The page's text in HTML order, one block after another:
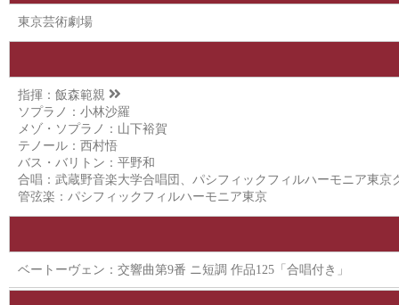
東京芸術劇場
指揮： 飯森範親
ソプラノ：小林沙羅
メゾ・ソプラノ：山下裕賀
テノール：西村悟
バス・バリトン：平野和
合唱：武蔵野音楽大学合唱団、パシフィックフィルハーモニア東京
管弦楽：パシフィックフィルハーモニア東京
ベートーヴェン：交響曲第9番 ニ短調 作品125「合唱付き」